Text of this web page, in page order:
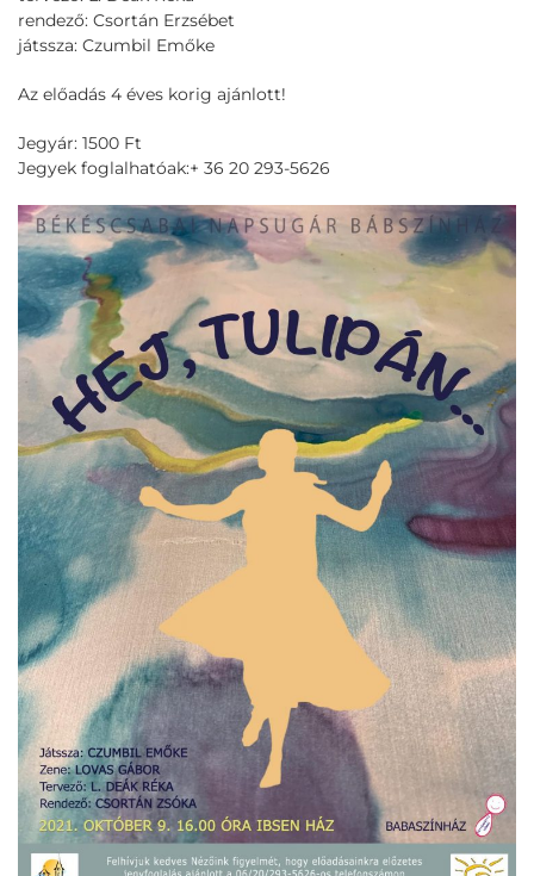
rendező: Csortán Erzsébet
játssza: Czumbil Emőke
Az előadás 4 éves korig ajánlott!
Jegyár: 1500 Ft
Jegyek foglalhatóak:+ 36 20 293-5626